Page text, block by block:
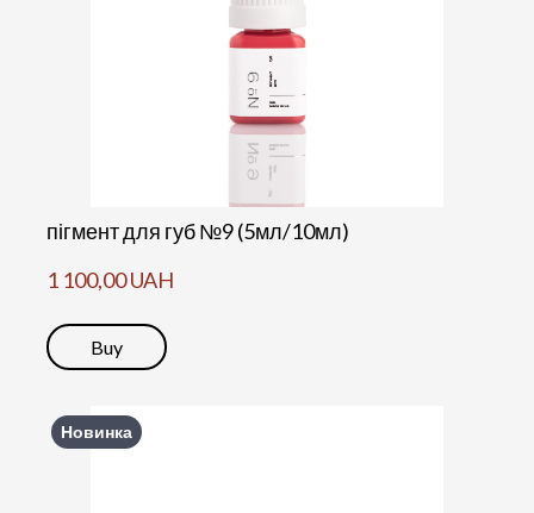
пігмент для губ №9 (5мл/10мл)
1 100,00 UAH
Buy
Новинка